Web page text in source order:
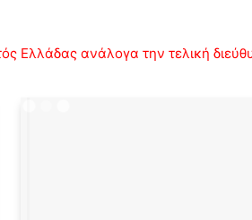
ανάλογα την τελική